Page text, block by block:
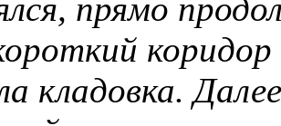
прямо
кладовка.